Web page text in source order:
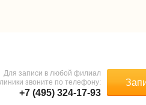
Для записи в любой филиал
звоните по телефону:
+7 (495) 324-17-93